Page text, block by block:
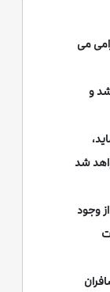
می
و
شد
وجود